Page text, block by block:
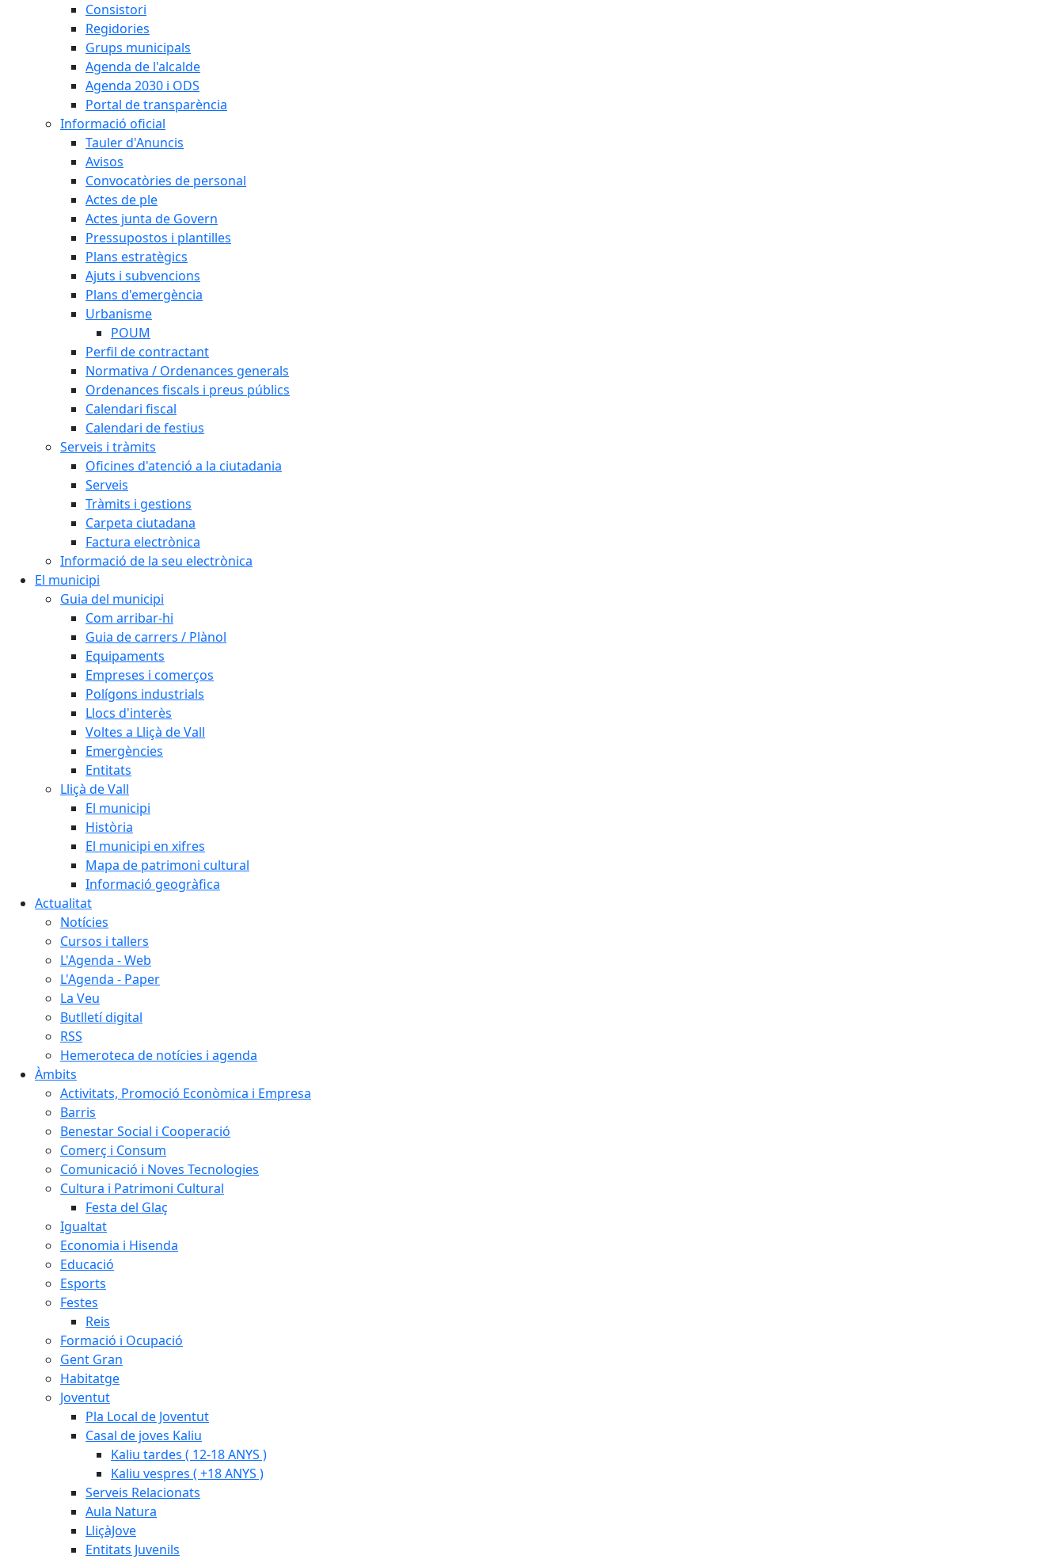
Consistori
Regidories
Grups municipals
Agenda de l'alcalde
Agenda 2030 i ODS
Portal de transparència
Informació oficial
Tauler d'Anuncis
Avisos
Convocatòries de personal
Actes de ple
Actes junta de Govern
Pressupostos i plantilles
Plans estratègics
Ajuts i subvencions
Plans d'emergència
Urbanisme
POUM
Perfil de contractant
Normativa / Ordenances generals
Ordenances fiscals i preus públics
Calendari fiscal
Calendari de festius
Serveis i tràmits
Oficines d'atenció a la ciutadania
Serveis
Tràmits i gestions
Carpeta ciutadana
Factura electrònica
Informació de la seu electrònica
El municipi
Guia del municipi
Com arribar-hi
Guia de carrers / Plànol
Equipaments
Empreses i comerços
Polígons industrials
Llocs d'interès
Voltes a Lliçà de Vall
Emergències
Entitats
Lliçà de Vall
El municipi
Història
El municipi en xifres
Mapa de patrimoni cultural
Informació geogràfica
Actualitat
Notícies
Cursos i tallers
L'Agenda - Web
L'Agenda - Paper
La Veu
Butlletí digital
RSS
Hemeroteca de notícies i agenda
Àmbits
Activitats, Promoció Econòmica i Empresa
Barris
Benestar Social i Cooperació
Comerç i Consum
Comunicació i Noves Tecnologies
Cultura i Patrimoni Cultural
Festa del Glaç
Igualtat
Economia i Hisenda
Educació
Esports
Festes
Reis
Formació i Ocupació
Gent Gran
Habitatge
Joventut
Pla Local de Joventut
Casal de joves Kaliu
Kaliu tardes ( 12-18 ANYS )
Kaliu vespres ( +18 ANYS )
Serveis Relacionats
Aula Natura
LliçàJove
Entitats Juvenils